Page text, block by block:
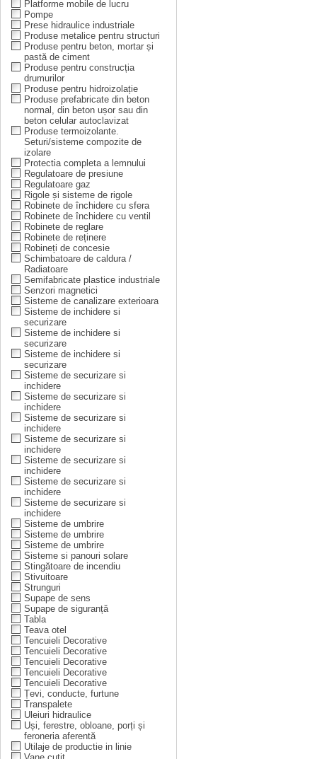
Platforme mobile de lucru
Pompe
Prese hidraulice industriale
Produse metalice pentru structuri
Produse pentru beton, mortar și
pastă de ciment
Produse pentru construcția
drumurilor
Produse pentru hidroizolație
Produse prefabricate din beton
normal, din beton ușor sau din
beton celular autoclavizat
Produse termoizolante.
Seturi/sisteme compozite de
izolare
Protectia completa a lemnului
Regulatoare de presiune
Regulatoare gaz
Rigole și sisteme de rigole
Robinete de închidere cu sfera
Robinete de închidere cu ventil
Robinete de reglare
Robinete de reținere
Robineți de concesie
Schimbatoare de caldura /
Radiatoare
Semifabricate plastice industriale
Senzori magnetici
Sisteme de canalizare exterioara
Sisteme de inchidere si
securizare
Sisteme de inchidere si
securizare
Sisteme de inchidere si
securizare
Sisteme de securizare si
inchidere
Sisteme de securizare si
inchidere
Sisteme de securizare si
inchidere
Sisteme de securizare si
inchidere
Sisteme de securizare si
inchidere
Sisteme de securizare si
inchidere
Sisteme de securizare si
inchidere
Sisteme de umbrire
Sisteme de umbrire
Sisteme de umbrire
Sisteme si panouri solare
Stingătoare de incendiu
Stivuitoare
Strunguri
Supape de sens
Supape de siguranță
Tabla
Teava otel
Tencuieli Decorative
Tencuieli Decorative
Tencuieli Decorative
Tencuieli Decorative
Tencuieli Decorative
Țevi, conducte, furtune
Transpalete
Uleiuri hidraulice
Uși, ferestre, obloane, porți și
feroneria aferentă
Utilaje de productie in linie